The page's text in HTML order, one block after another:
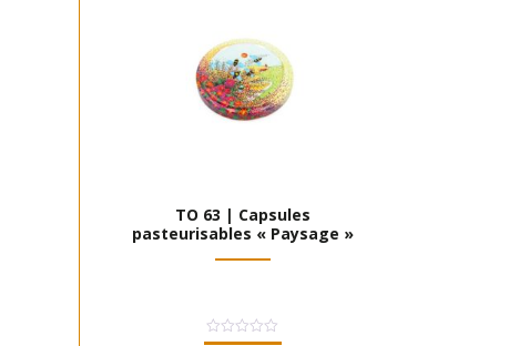
TO 63 | Capsules
pasteurisables « Paysage »